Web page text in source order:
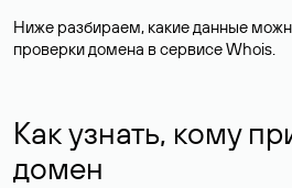
Ниже разбираем, какие данные
проверки домена в сервисе Whois.
Как узнать, кому
домен